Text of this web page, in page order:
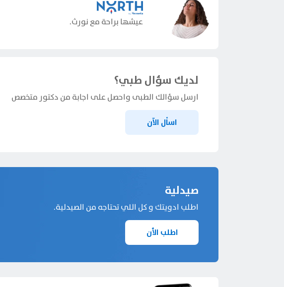
عيشها براحة مع نورث.
لديك سؤال طبي؟
ارسل سؤالك الطبى واحصل على اجابة من دكتور متخصص
اساْل الآن
صيدلية
اطلب ادويتك و كل اللي تحتاجه من الصيدلية.
اطلب الأن